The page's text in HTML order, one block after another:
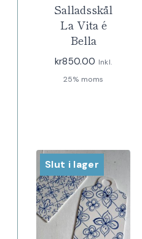
Salladsskål
La Vita é
Bella
kr850.00 Inkl.
25% moms
Slut i lager